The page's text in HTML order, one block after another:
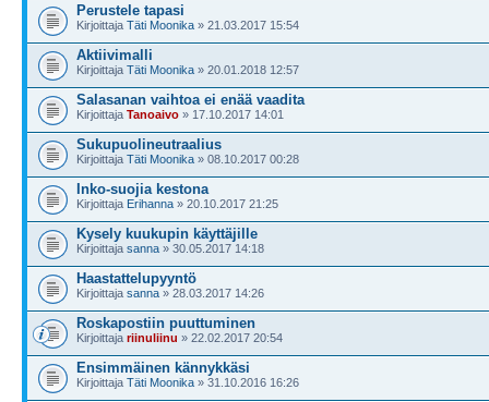
Perustele tapasi
Kirjoittaja Täti Moonika » 21.03.2017 15:54
Aktiivimalli
Kirjoittaja Täti Moonika » 20.01.2018 12:57
Salasanan vaihtoa ei enää vaadita
Kirjoittaja Tanoaivo » 17.10.2017 14:01
Sukupuolineutraalius
Kirjoittaja Täti Moonika » 08.10.2017 00:28
Inko-suojia kestona
Kirjoittaja Erihanna » 20.10.2017 21:25
Kysely kuukupin käyttäjille
Kirjoittaja sanna » 30.05.2017 14:18
Haastattelupyyntö
Kirjoittaja sanna » 28.03.2017 14:26
Roskapostiin puuttuminen
Kirjoittaja riinuliinu » 22.02.2017 20:54
Ensimmäinen kännykkäsi
Kirjoittaja Täti Moonika » 31.10.2016 16:26